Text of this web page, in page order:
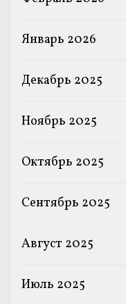
Январь 2026
Декабрь 2025
Ноябрь 2025
Октябрь 2025
Сентябрь 2025
Август 2025
Июль 2025